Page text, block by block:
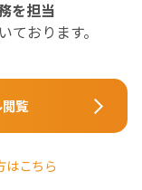
を担当
ております。
覧
はこちら